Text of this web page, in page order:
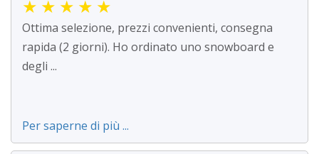
★ ★ ★ ★ ★
Ottima selezione, prezzi convenienti, consegna
rapida (2 giorni). Ho ordinato uno snowboard e
degli ...
Per saperne di più ...